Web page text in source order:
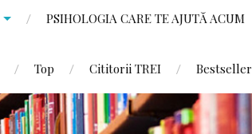
PSIHOLOGIA CARE TE AJUTĂ ACUM
Top Cititorii TREI Bestseller